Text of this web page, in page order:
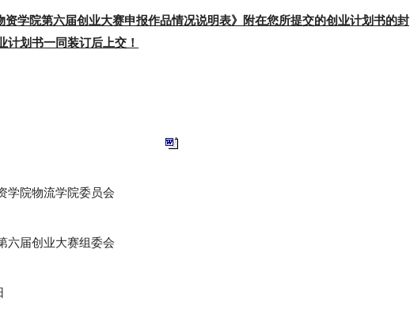
资学院第六届创业大赛申报作品情况说明表》附在您所提交的创业计划书的封
计划书一同装订后上交！
学院物流学院委员会
六届创业大赛组委会